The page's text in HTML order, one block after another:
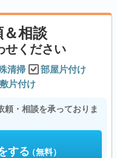
＆相談
せください
清掃
部屋片付け
片付け
頼・相談を承っておりま
する（無料）